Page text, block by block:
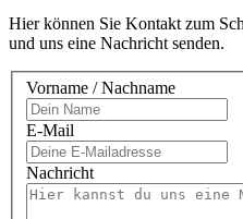
Hier können Sie Kontakt zum
und uns eine Nachricht senden.
Vorname / Nachname
E-Mail
Nachricht